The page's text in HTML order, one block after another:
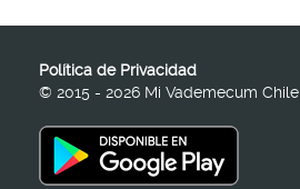
Política de Privacidad
© 2015 - 2026 Mi Vademecum Chile